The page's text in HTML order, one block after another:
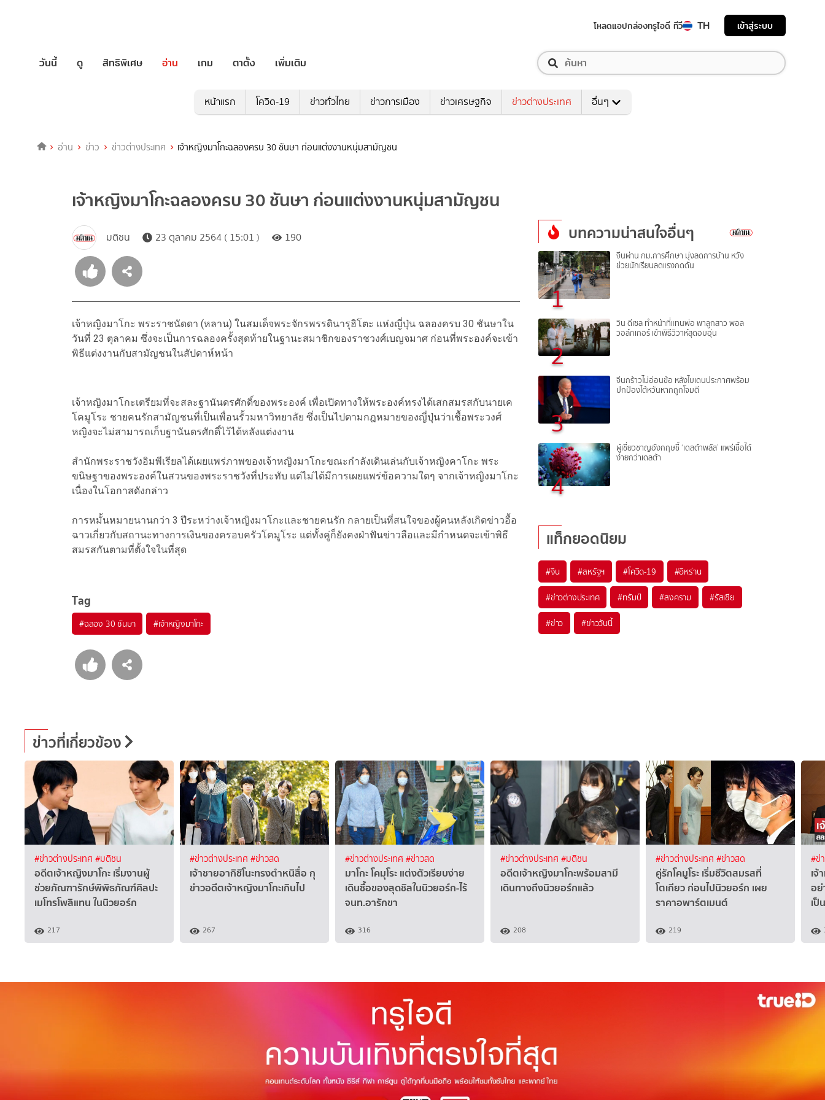
โหลดแอปกล่องทรูไอดี ทีวี TH เข้าสู่ระบบ
วันนี้ ดู สิทธิพิเศษ อ่าน เกม ตาตั้ง เพิ่มเติม
หน้าแรก โควิด-19 ข่าวทั่วไทย ข่าวการเมือง ข่าวเศรษฐกิจ ข่าวต่างประเทศ อื่นๆ
อ่าน ข่าว ข่าวต่างประเทศ เจ้าหญิงมาโกะฉลองครบ 30 ชันษา ก่อนแต่งงานหนุ่มสามัญชน
เจ้าหญิงมาโกะฉลองครบ 30 ชันษา ก่อนแต่งงานหนุ่มสามัญชน
มติชน 23 ตุลาคม 2564 ( 15:01 ) 190
เจ้าหญิงมาโกะ พระราชนัดดา (หลาน) ในสมเด็จพระจักรพรรดินารุฮิโตะ แห่งญี่ปุ่น ฉลองครบ 30 ชันษาใน
วันที่ 23 ตุลาคม ซึ่งจะเป็นการฉลองครั้งสุดท้ายในฐานะสมาชิกของราชวงศ์เบญจมาศ ก่อนที่พระองค์จะเข้า
พิธีแต่งงานกับสามัญชนในสัปดาห์หน้า
เจ้าหญิงมาโกะเตรียมที่จะสละฐานันดรศักดิ์ของพระองค์ เพื่อเปิดทางให้พระองค์ทรงได้เสกสมรสกับนายเค
โคมูโระ ชายคนรักสามัญชนที่เป็นเพื่อนรั้วมหาวิทยาลัย ซึ่งเป็นไปตามกฎหมายของญี่ปุ่นว่าเชื้อพระวงศ์
หญิงจะไม่สามารถเก็บฐานันดรศักดิ์ไว้ได้หลังแต่งงาน
สำนักพระราชวังอิมพีเรียลได้เผยแพร่ภาพของเจ้าหญิงมาโกะขณะกำลังเดินเล่นกับเจ้าหญิงคาโกะ พระ
ขนิษฐาของพระองค์ในสวนของพระราชวังที่ประทับ แต่ไม่ได้มีการเผยแพร่ข้อความใดๆ จากเจ้าหญิงมาโกะ
เนื่องในโอกาสดังกล่าว
การหมั้นหมายนานกว่า 3 ปีระหว่างเจ้าหญิงมาโกะและชายคนรัก กลายเป็นที่สนใจของผู้คนหลังเกิดข่าวอื้อ
ฉาวเกี่ยวกับสถานะทางการเงินของครอบครัวโคมูโระ แต่ทั้งคู่ก็ยังคงฝ่าฟันข่าวลือและมีกำหนดจะเข้าพิธี
สมรสกันตามที่ตั้งใจในที่สุด
Tag
#ฉลอง 30 ชันษา #เจ้าหญิงมาโกะ
บทความน่าสนใจอื่นๆ
1
จีนผ่าน กม.การศึกษา มุ่งลดการบ้าน หวัง
ช่วยนักเรียนลดแรงกดดัน
2
วิน ดีเซล ทำหน้าที่แทนพ่อ พาลูกสาว พอล
วอล์กเกอร์ เข้าพิธีวิวาห์สุดอบอุ่น
3
จีนกร้าวไม่อ่อนข้อ หลังไบเดนประกาศพร้อม
ปกป้องไต้หวันหากถูกโจมตี
4
ผู้เชี่ยวชาญอังกฤษชี้ ‘เดลต้าพลัส’ แพร่เชื้อได้
ง่ายกว่าเดลต้า
แท็กยอดนิยม
#จีน #สหรัฐฯ #โควิด-19 #อิหร่าน
#ข่าวต่างประเทศ #ทรัมป์ #สงคราม #รัสเซีย
#ข่าว #ข่าววันนี้
ข่าวที่เกี่ยวข้อง
#ข่าวต่างประเทศ #มติชน
อดีตเจ้าหญิงมาโกะ เริ่มงานผู้
ช่วยภัณฑารักษ์พิพิธภัณฑ์ศิลปะ
เมโทรโพลิแทน ในนิวยอร์ก
217
#ข่าวต่างประเทศ #ข่าวสด
เจ้าชายอากิชิโนะทรงตำหนิสื่อ กุ
ข่าวอดีตเจ้าหญิงมาโกะเกินไป
267
#ข่าวต่างประเทศ #ข่าวสด
มาโกะ โคมุโระ แต่งตัวเรียบง่าย
เดินซื้อของสุดชิลในนิวยอร์ก-ไร้
จนท.อารักขา
316
#ข่าวต่างประเทศ #มติชน
อดีตเจ้าหญิงมาโกะพร้อมสามี
เดินทางถึงนิวยอร์กแล้ว
208
#ข่าวต่างประเทศ #ข่าวสด
คู่รักโคมูโระ เริ่มชีวิตสมรสที่
โตเกียว ก่อนไปนิวยอร์ก เผย
ราคาอพาร์ตเมนต์
219
#ข่
เจ้
อย่
เ